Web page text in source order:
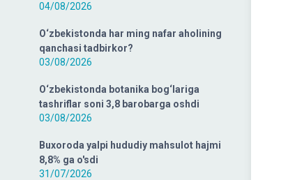
04/08/2026
O‘zbekistonda har ming nafar aholining
qanchasi tadbirkor?
03/08/2026
O‘zbekistonda botanika bog‘lariga
tashriflar soni 3,8 barobarga oshdi
03/08/2026
Buxoroda yalpi hududiy mahsulot hajmi
8,8% ga o'sdi
31/07/2026